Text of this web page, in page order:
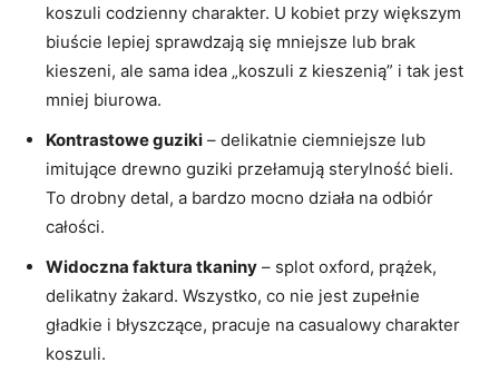
koszuli codzienny charakter. U kobiet przy większym
biuście lepiej sprawdzają się mniejsze lub brak
kieszeni, ale sama idea „koszuli z kieszenią” i tak jest
mniej biurowa.
Kontrastowe guziki – delikatnie ciemniejsze lub
imitujące drewno guziki przełamują sterylność bieli.
To drobny detal, a bardzo mocno działa na odbiór
całości.
Widoczna faktura tkaniny – splot oxford, prążek,
delikatny żakard. Wszystko, co nie jest zupełnie
gładkie i błyszczące, pracuje na casualowy charakter
koszuli.